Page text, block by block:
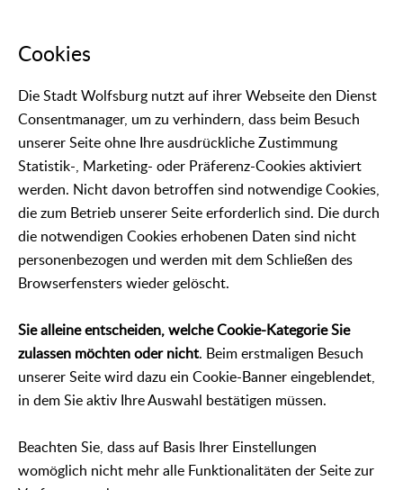
Cookies
Die Stadt Wolfsburg nutzt auf ihrer Webseite den Dienst
Consentmanager, um zu verhindern, dass beim Besuch
unserer Seite ohne Ihre ausdrückliche Zustimmung
Statistik-, Marketing- oder Präferenz-Cookies aktiviert
werden. Nicht davon betroffen sind notwendige Cookies,
die zum Betrieb unserer Seite erforderlich sind. Die durch
die notwendigen Cookies erhobenen Daten sind nicht
personenbezogen und werden mit dem Schließen des
Browserfensters wieder gelöscht.
Sie alleine entscheiden, welche Cookie-Kategorie Sie
zulassen möchten oder nicht. Beim erstmaligen Besuch
unserer Seite wird dazu ein Cookie-Banner eingeblendet,
in dem Sie aktiv Ihre Auswahl bestätigen müssen.
Beachten Sie, dass auf Basis Ihrer Einstellungen
womöglich nicht mehr alle Funktionalitäten der Seite zur